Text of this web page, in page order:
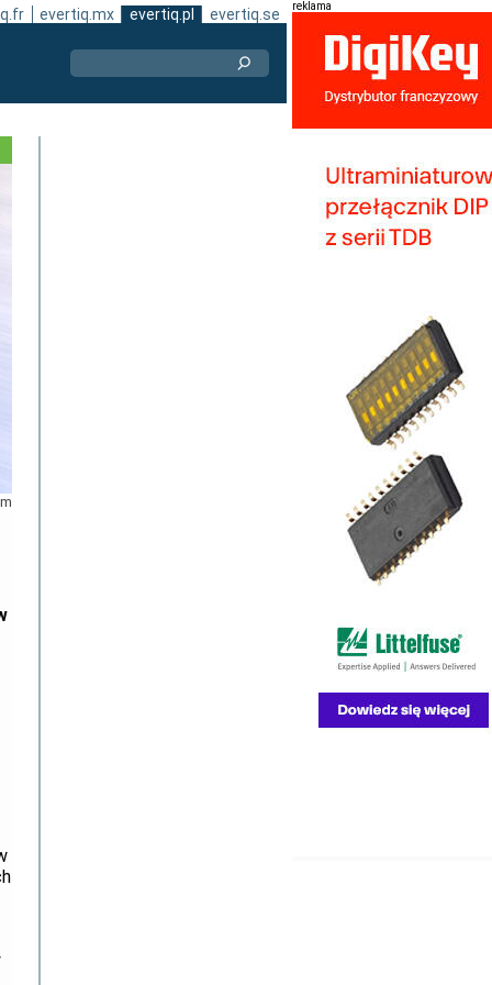
evertiq.mx evertiq.pl evertiq.se reklama